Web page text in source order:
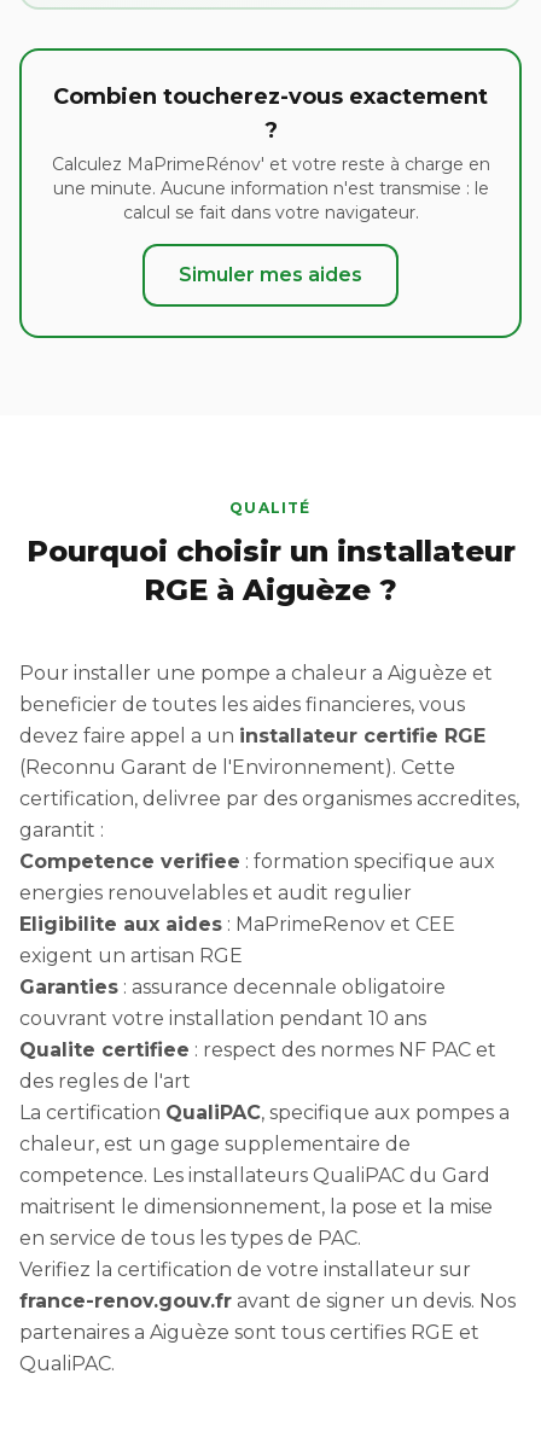
Combien toucherez-vous exactement
?
Calculez MaPrimeRénov' et votre reste à charge en
une minute. Aucune information n'est transmise : le
calcul se fait dans votre navigateur.
Simuler mes aides
QUALITÉ
Pourquoi choisir un installateur
RGE à Aiguèze ?
Pour installer une pompe a chaleur a Aiguèze et
beneficier de toutes les aides financieres, vous
devez faire appel a un installateur certifie RGE
(Reconnu Garant de l'Environnement). Cette
certification, delivree par des organismes accredites,
garantit :
Competence verifiee : formation specifique aux
energies renouvelables et audit regulier
Eligibilite aux aides : MaPrimeRenov et CEE
exigent un artisan RGE
Garanties : assurance decennale obligatoire
couvrant votre installation pendant 10 ans
Qualite certifiee : respect des normes NF PAC et
des regles de l'art
La certification QualiPAC, specifique aux pompes a
chaleur, est un gage supplementaire de
competence. Les installateurs QualiPAC du Gard
maitrisent le dimensionnement, la pose et la mise
en service de tous les types de PAC.
Verifiez la certification de votre installateur sur
france-renov.gouv.fr avant de signer un devis. Nos
partenaires a Aiguèze sont tous certifies RGE et
QualiPAC.